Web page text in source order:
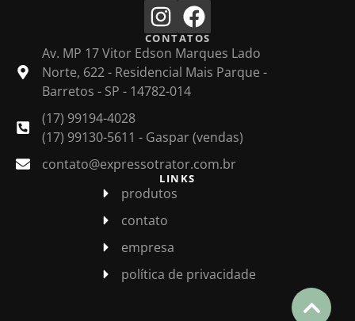
CONTATOS
Av. MP 17 Vitor Edson Marques Lado
Norte, 622 - Residencial Mais Parque -
Barretos - SP - 14782-014
(17) 99194-4028
(17) 99130-5611 - Gaspar (vendas)
contato@expressotrator.com.br
LINKS
produtos
contato
empresa
política de privacidade